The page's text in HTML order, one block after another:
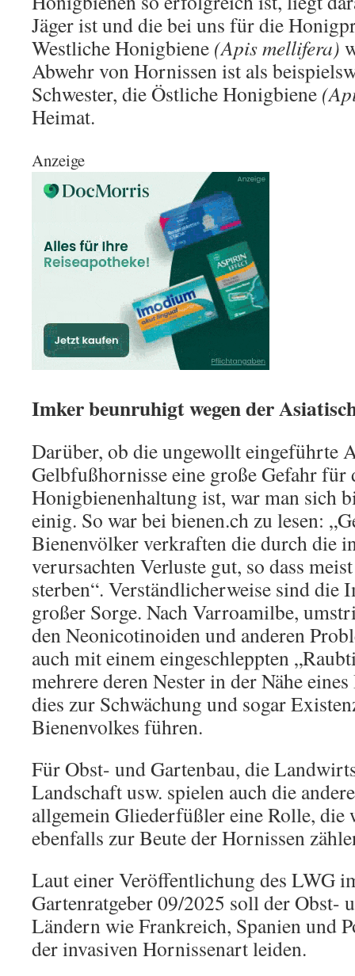
Jäger ist und die bei uns für die
Westliche Honigbiene (Apis mellifera)
Abwehr von Hornissen ist als
Schwester, die Östliche Honigbiene
Heimat.
Anzeige
Imker beunruhigt wegen der
Darüber, ob die ungewollt eingeführte
Gelbfußhornisse eine große Gefahr für
Honigbienenhaltung ist, war man sich
einig. So war bei bienen.ch zu lesen:
Bienenvölker verkraften die durch die
verursachten Verluste gut, so dass
sterben“. Verständlicherweise sind die
großer Sorge. Nach Varroamilbe,
den Neonicotinoiden und anderen
auch mit einem eingeschleppten
mehrere deren Nester in der Nähe
dies zur Schwächung und sogar
Bienenvolkes führen.
Für Obst- und Gartenbau, die
Landschaft usw. spielen auch die
allgemein Gliederfüßler eine Rolle, die
ebenfalls zur Beute der Hornissen
Laut einer Veröffentlichung des LWG
Gartenratgeber 09/2025 soll der Obst-
Ländern wie Frankreich, Spanien und
der invasiven Hornissenart leiden.